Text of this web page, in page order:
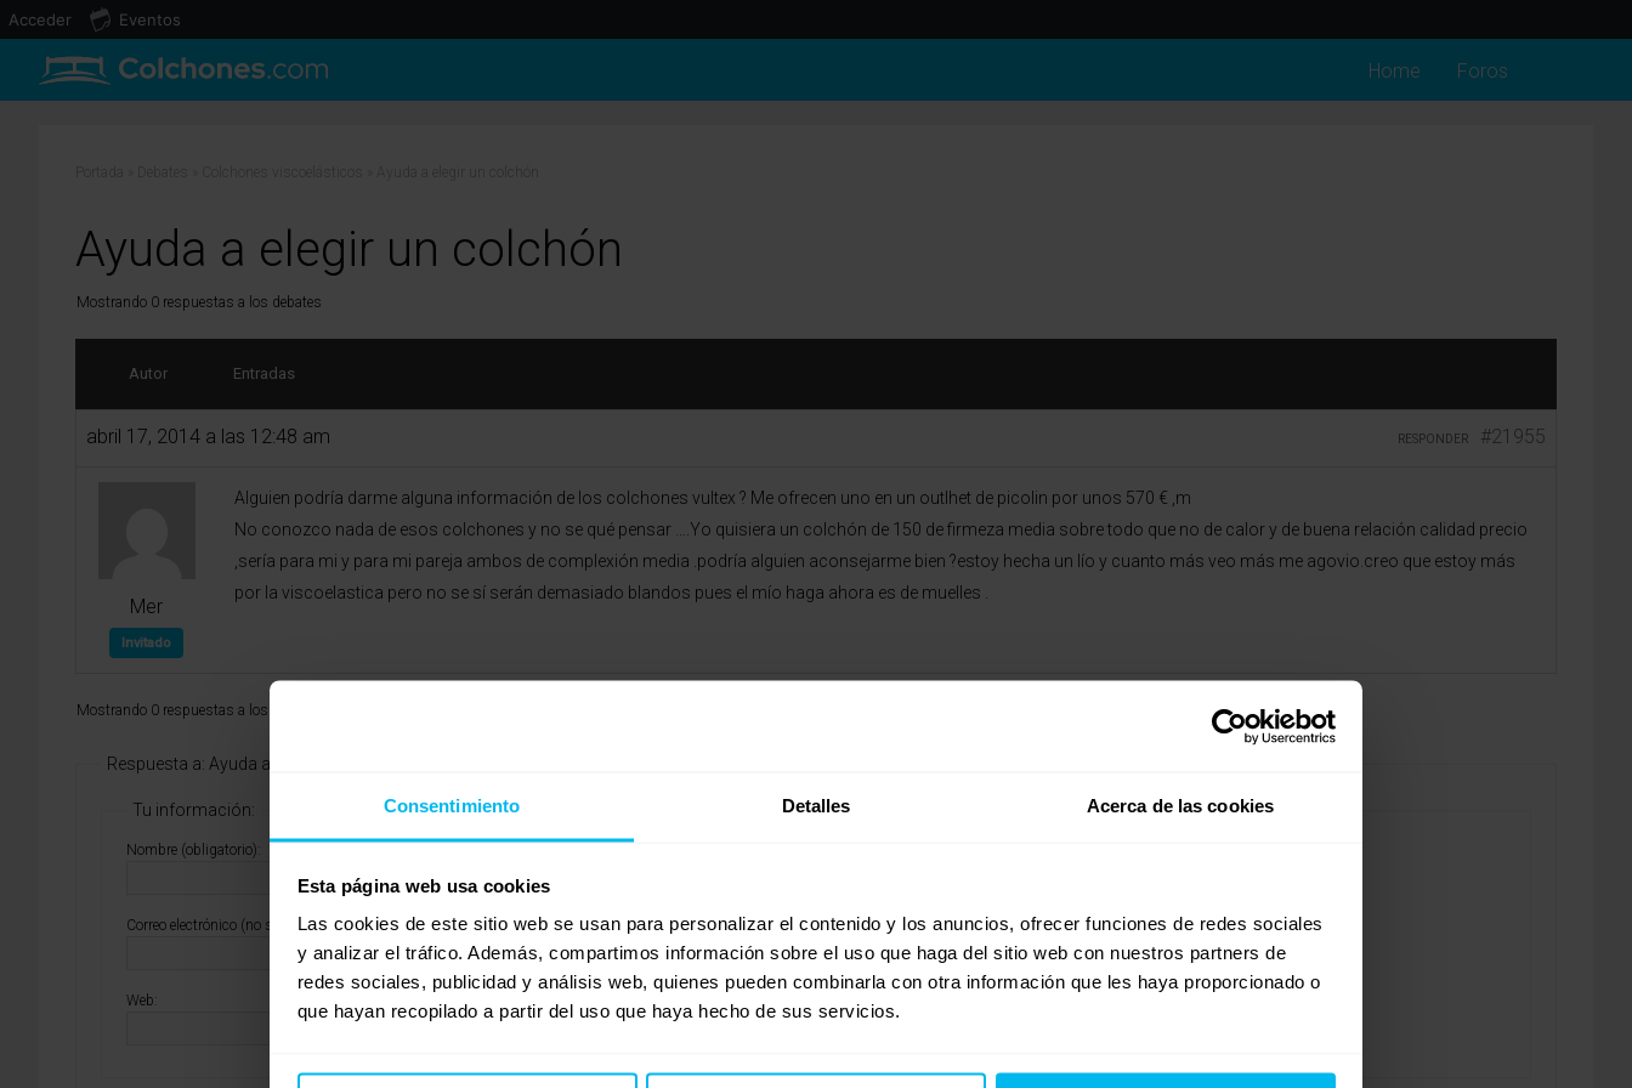
Consentimiento Detalles Acerca de las cookies
Esta página web usa cookies
Las cookies de este sitio web se usan para personalizar el contenido y los anuncios, ofrecer funciones de redes sociales
y analizar el tráfico. Además, compartimos información sobre el uso que haga del sitio web con nuestros partners de
redes sociales, publicidad y análisis web, quienes pueden combinarla con otra información que les haya proporcionado o
que hayan recopilado a partir del uso que haya hecho de sus servicios.
Home Foros
Ayuda a elegir un colchón
Mostrando 0 respuestas a los debates
Autor Entradas
abril 17, 2014 a las 12:48 am #21955
RESPONDER
Mer
Invitado
Alguien podría darme alguna información de los colchones vultex ? Me ofrecen uno en un outlhet de picolin por unos 570 € ,m
No conozco nada de esos colchones y no se qué pensar ….Yo quisiera un colchón de 150 de firmeza media sobre todo que no de calor y de buena relación calidad precio
,sería para mi y para mi pareja ambos de complexión media .podría alguien aconsejarme bien ?estoy hecha un lío y cuanto más veo más me agovio.creo que estoy más
por la viscoelastica pero no se sí serán demasiado blandos pues el mío haga ahora es de muelles .
Mostrando 0 respuestas a los debates
Respuesta a: Ayuda a elegir un colchón
Tu información:
Nombre (obligatorio):
Correo electrónico (no se publicará) (obligatorio):
Web:
Acceder Eventos